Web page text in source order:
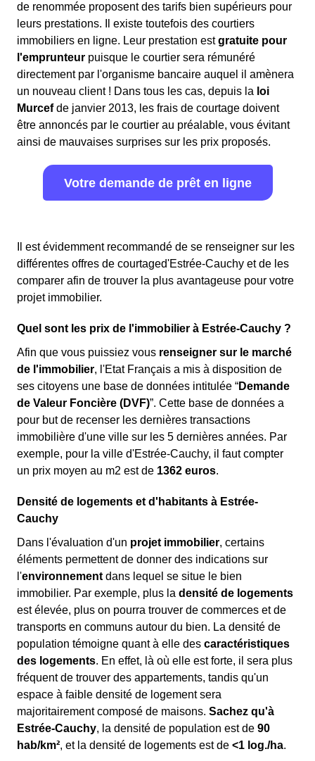
de renommée proposent des tarifs bien supérieurs pour
leurs prestations. Il existe toutefois des courtiers
immobiliers en ligne. Leur prestation estgratuite pour
l'emprunteur puisque le courtier sera rémunéré
directement par l'organisme bancaire auquel il amènera
un nouveau client ! Dans tous les cas, depuis la loi
Murcefde janvier 2013, les frais de courtage doivent
être annoncés par le courtier au préalable, vous évitant
ainsi de mauvaises surprises sur les prix proposés.
Votre demande de prêt en ligne
Il est évidemment recommandé de se renseigner sur les
différentes offres de courtaged'Estrée-Cauchy et de les
comparer afin de trouver la plus avantageuse pour votre
projet immobilier.
Quel sont les prix de l'immobilier à Estrée-Cauchy ?
Afin que vous puissiez vous renseigner sur le marché
de l'immobilier, l'Etat Français a mis à disposition de
ses citoyens une base de données intitulée “Demande
de Valeur Foncière (DVF)”. Cette base de données a
pour but de recenser les dernières transactions
immobilière d'une ville sur les 5 dernières années. Par
exemple, pour la ville d'Estrée-Cauchy, il faut compter
un prix moyen au m2 est de 1362 euros.
Densité de logements et d'habitants à Estrée-
Cauchy
Dans l'évaluation d'un projet immobilier, certains
éléments permettent de donner des indications sur
l'environnement dans lequel se situe le bien
immobilier. Par exemple, plus la densité de logements
est élevée, plus on pourra trouver de commerces et de
transports en communs autour du bien. La densité de
population témoigne quant à elle des caractéristiques
des logements. En effet, là où elle est forte, il sera plus
fréquent de trouver des appartements, tandis qu'un
espace à faible densité de logement sera
majoritairement composé de maisons. Sachez qu'à
Estrée-Cauchy, la densité de population est de 90
hab/km², et la densité de logements est de <1 log./ha.